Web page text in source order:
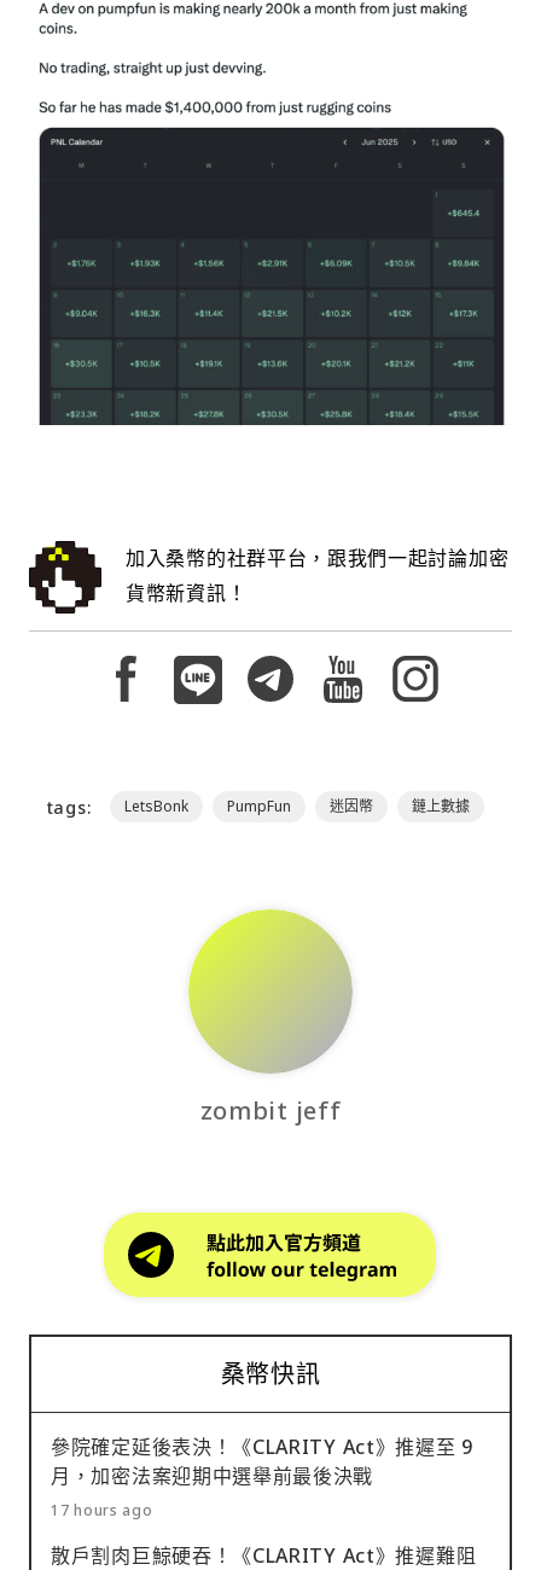
加入桑幣的社群平台，跟我們一起討論加密
貨幣新資訊！
tags: LetsBonk PumpFun 迷因幣 鏈上數據
zombit jeff
桑幣快訊
參院確定延後表決！《CLARITY Act》推遲至 9
月，加密法案迎期中選舉前最後決戰
17 hours ago
散戶割肉巨鯨硬吞！《CLARITY Act》推遲難阻